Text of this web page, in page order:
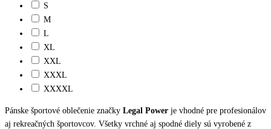
S
M
L
XL
XXL
XXXL
XXXXL
Pánske športové oblečenie značky Legal Power je vhodné pre profesionálov
aj rekreačných športovcov. Všetky vrchné aj spodné diely sú vyrobené z